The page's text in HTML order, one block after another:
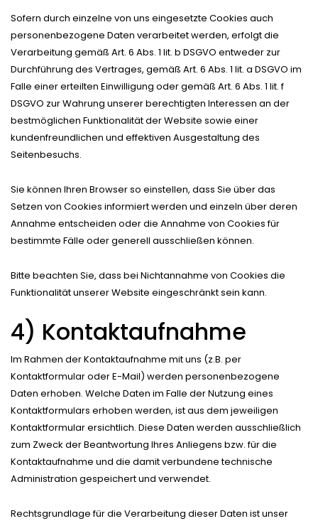
Sofern durch einzelne von uns eingesetzte Cookies auch
personenbezogene Daten verarbeitet werden, erfolgt die
Verarbeitung gemäß Art. 6 Abs. 1 lit. b DSGVO entweder zur
Durchführung des Vertrages, gemäß Art. 6 Abs. 1 lit. a DSGVO im
Falle einer erteilten Einwilligung oder gemäß Art. 6 Abs. 1 lit. f
DSGVO zur Wahrung unserer berechtigten Interessen an der
bestmöglichen Funktionalität der Website sowie einer
kundenfreundlichen und effektiven Ausgestaltung des
Seitenbesuchs.
Sie können Ihren Browser so einstellen, dass Sie über das
Setzen von Cookies informiert werden und einzeln über deren
Annahme entscheiden oder die Annahme von Cookies für
bestimmte Fälle oder generell ausschließen können.
Bitte beachten Sie, dass bei Nichtannahme von Cookies die
Funktionalität unserer Website eingeschränkt sein kann.
4) Kontaktaufnahme
Im Rahmen der Kontaktaufnahme mit uns (z.B. per
Kontaktformular oder E-Mail) werden personenbezogene
Daten erhoben. Welche Daten im Falle der Nutzung eines
Kontaktformulars erhoben werden, ist aus dem jeweiligen
Kontaktformular ersichtlich. Diese Daten werden ausschließlich
zum Zweck der Beantwortung Ihres Anliegens bzw. für die
Kontaktaufnahme und die damit verbundene technische
Administration gespeichert und verwendet.
Rechtsgrundlage für die Verarbeitung dieser Daten ist unser